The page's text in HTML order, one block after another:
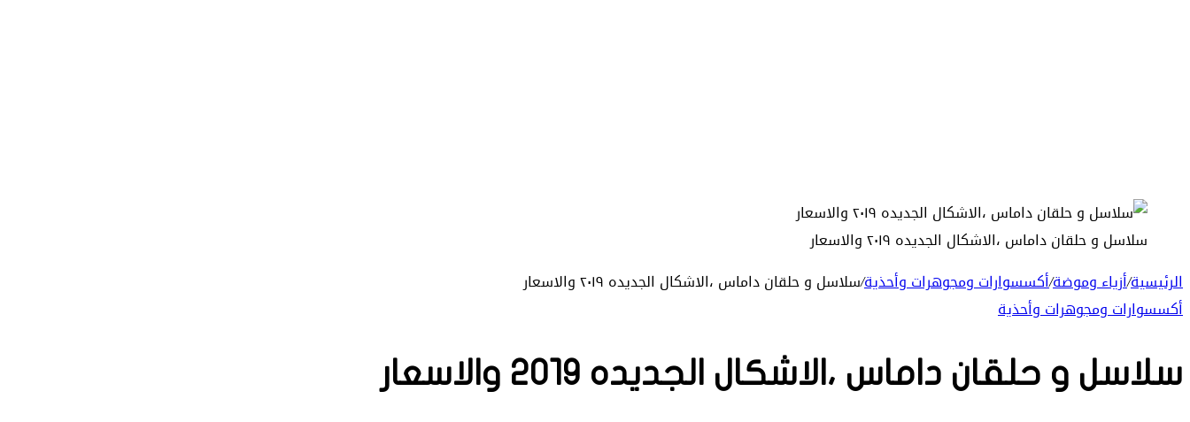
سلاسل و حلقان داماس ،الاشكال الجديده ٢٠١٩ والاسعار
الرئيسية/أزياء وموضة/أكسسوارات ومجوهرات وأحذية/سلاسل و حلقان داماس ،الاشكال الجديده ٢٠١٩ والاسعار
أكسسوارات ومجوهرات وأحذية
سلاسل و حلقان داماس ،الاشكال الجديده ٢٠١٩ والاسعار